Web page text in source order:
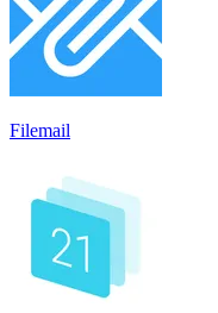
Filemail